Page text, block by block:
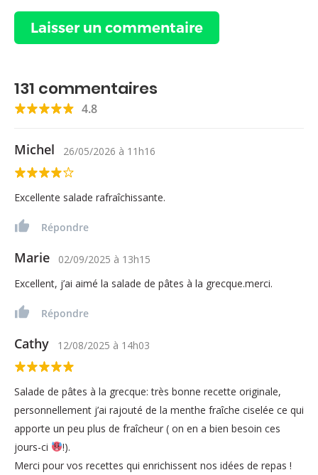
131 commentaires
4.8
Michel 26/05/2026 à 11h16
Excellente salade rafraîchissante.
Répondre
Marie 02/09/2025 à 13h15
Excellent, j’ai aimé la salade de pâtes à la grecque.merci.
Répondre
Cathy 12/08/2025 à 14h03
Salade de pâtes à la grecque: très bonne recette originale,
personnellement j’ai rajouté de la menthe fraîche ciselée ce qui
apporte un peu plus de fraîcheur ( on en a bien besoin ces
jours-ci
!).
Merci pour vos recettes qui enrichissent nos idées de repas !